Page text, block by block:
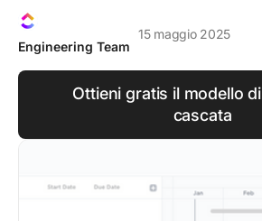
Engineering Team
15 maggio 2025
Ottieni gratis il modello
cascata